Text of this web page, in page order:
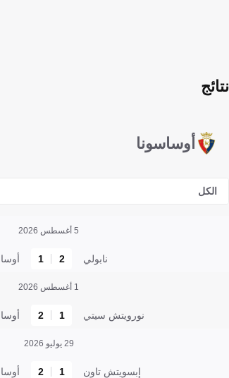
أوساسونا
نتائج
الكل
5 أغسطس 2026
نابولي 2
1
1 أغسطس 2026
نورويتش سيتي 1
2
29 يوليو 2026
إبسويتش تاون 1
2